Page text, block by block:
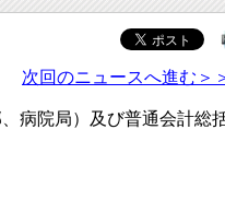
次回のニュースへ進む＞
病院局）及び普通会計総